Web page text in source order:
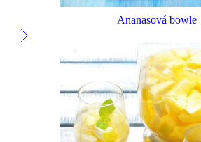
Ananasová bowle